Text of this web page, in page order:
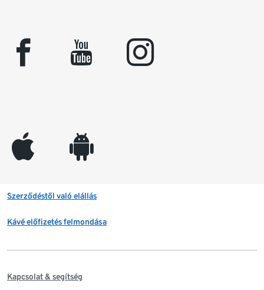
facebook youtube instagram
appleinc android
Szerződéstől való elállás
Kávé előfizetés felmondása
Kapcsolat & segítség